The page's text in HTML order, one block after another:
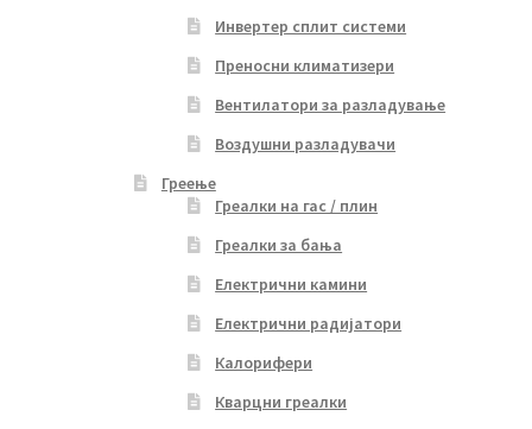
Инвертер сплит системи
Преносни климатизери
Вентилатори за разладување
Воздушни разладувачи
Греење
Греалки на гас / плин
Греалки за бања
Електрични камини
Електрични радијатори
Калорифери
Кварцни греалки